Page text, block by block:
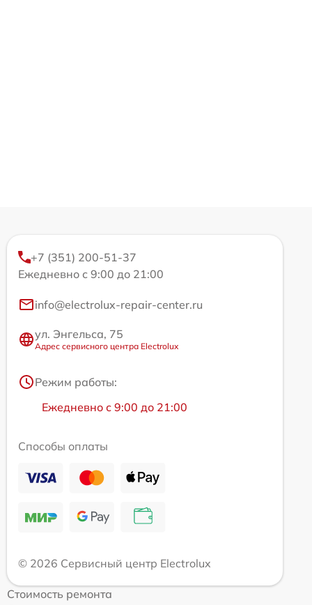
+7 (351) 200-51-37
Ежедневно с 9:00 до 21:00
info@electrolux-repair-center.ru
ул. Энгельса, 75
Адрес сервисного центра Electrolux
Режим работы:
Ежедневно с 9:00 до 21:00
Способы оплаты
© 2026 Сервисный центр Electrolux
Стоимость ремонта